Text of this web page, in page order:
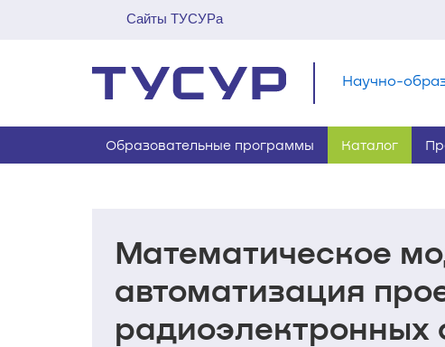
Сайты ТУСУРа
Научно-
Образовательные программы Каталог
Математическое
автоматизация
радиоэлектронных